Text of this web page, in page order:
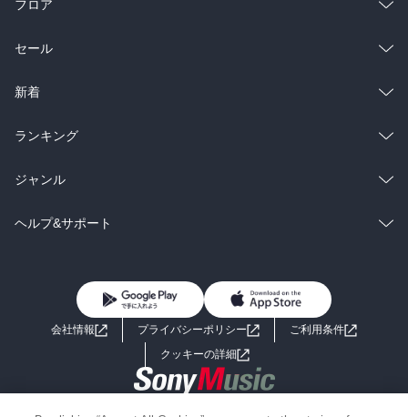
フロア
総合
ラノベ
雑誌・グラビア
BL・TL
セール
総合
ラノベ
雑誌・グラビア
BL・TL
新着
総合
ラノベ
雑誌・グラビア
ランキング
総合
ラノベ
ジャンル
コミック
ライトノベル 男子向けラノベ
小説
海外小説
ヘルプ&サポート
よくあるご質問 お問い合わせ
会社情報 プライバシーポリシー
ご利用条件
クッキーの詳細
Copyright 2017 - 2026 Sony Music Entertainment(Japan) Inc.